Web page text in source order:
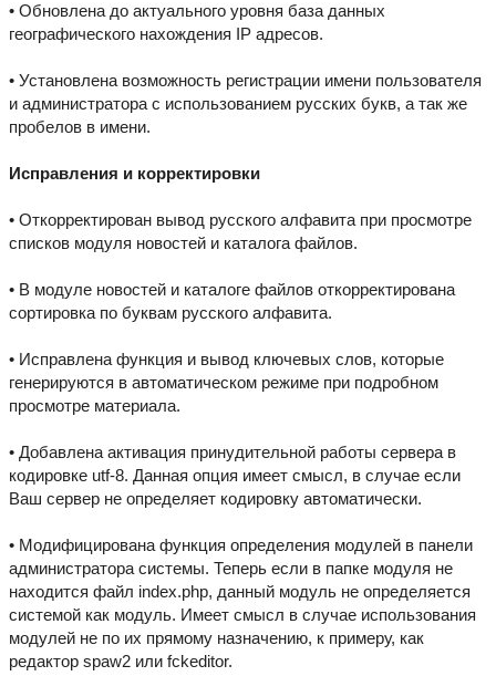
• Обновлена до актуального уровня база данных
географического нахождения IP адресов.
• Установлена возможность регистрации имени пользователя
и администратора с использованием русских букв, а так же
пробелов в имени.
Исправления и корректировки
• Откорректирован вывод русского алфавита при просмотре
списков модуля новостей и каталога файлов.
• В модуле новостей и каталоге файлов откорректирована
сортировка по буквам русского алфавита.
• Исправлена функция и вывод ключевых слов, которые
генерируются в автоматическом режиме при подробном
просмотре материала.
• Добавлена активация принудительной работы сервера в
кодировке utf-8. Данная опция имеет смысл, в случае если
Ваш сервер не определяет кодировку автоматически.
• Модифицирована функция определения модулей в панели
администратора системы. Теперь если в папке модуля не
находится файл index.php, данный модуль не определяется
системой как модуль. Имеет смысл в случае использования
модулей не по их прямому назначению, к примеру, как
редактор spaw2 или fckeditor.